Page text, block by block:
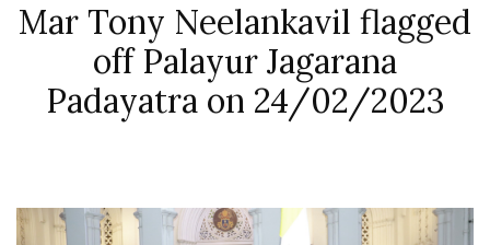
Mar Tony Neelankavil flagged
off Palayur Jagarana
Padayatra on 24/02/2023